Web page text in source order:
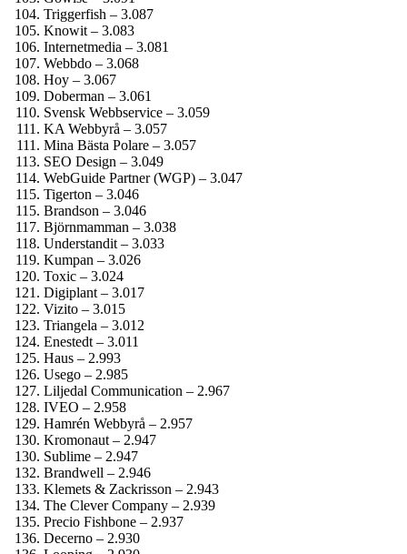
Triggerfish – 3.087
Knowit – 3.083
Internetmedia – 3.081
Webbdo – 3.068
Hoy – 3.067
Doberman – 3.061
Svensk Webbservice – 3.059
KA Webbyrå – 3.057
Mina Bästa Polare – 3.057
SEO Design – 3.049
WebGuide Partner (WGP) – 3.047
Tigerton – 3.046
Brandson – 3.046
Björnmamman – 3.038
Understandit – 3.033
Kumpan – 3.026
Toxic – 3.024
Digiplant – 3.017
Vizito – 3.015
Triangela – 3.012
Enestedt – 3.011
Haus – 2.993
Usego – 2.985
Liljedal Communication – 2.967
IVEO – 2.958
Hamrén Webbyrå – 2.957
Kromonaut – 2.947
Sublime – 2.947
Brandwell – 2.946
Klemets & Zackrisson – 2.943
The Clever Company – 2.939
Precio Fishbone – 2.937
Decerno – 2.930